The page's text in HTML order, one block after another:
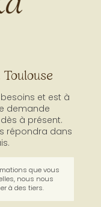
et est à
demande
à présent.
que vous
nous nous